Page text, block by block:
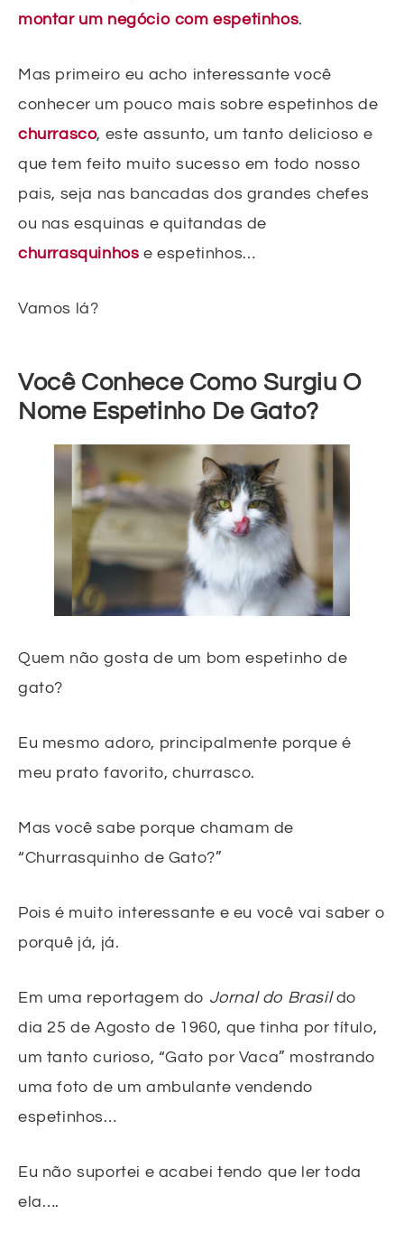
montar um negócio com espetinhos.
Mas primeiro eu acho interessante você
conhecer um pouco mais sobre espetinhos de
churrasco, este assunto, um tanto delicioso e
que tem feito muito sucesso em todo nosso
pais, seja nas bancadas dos grandes chefes
ou nas esquinas e quitandas de
churrasquinhos e espetinhos…
Vamos lá?
Você Conhece Como Surgiu O
Nome Espetinho De Gato?
Quem não gosta de um bom espetinho de
gato?
Eu mesmo adoro, principalmente porque é
meu prato favorito, churrasco.
Mas você sabe porque chamam de
“Churrasquinho de Gato?”
Pois é muito interessante e eu você vai saber o
porquê já, já.
Em uma reportagem do Jornal do Brasildo
dia 25 de Agosto de 1960, que tinha por título,
um tanto curioso, “Gato por Vaca” mostrando
uma foto de um ambulante vendendo
espetinhos…
Eu não suportei e acabei tendo que ler toda
ela….